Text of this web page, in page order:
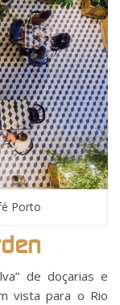
Porto
de doçarias e
vista para o Rio